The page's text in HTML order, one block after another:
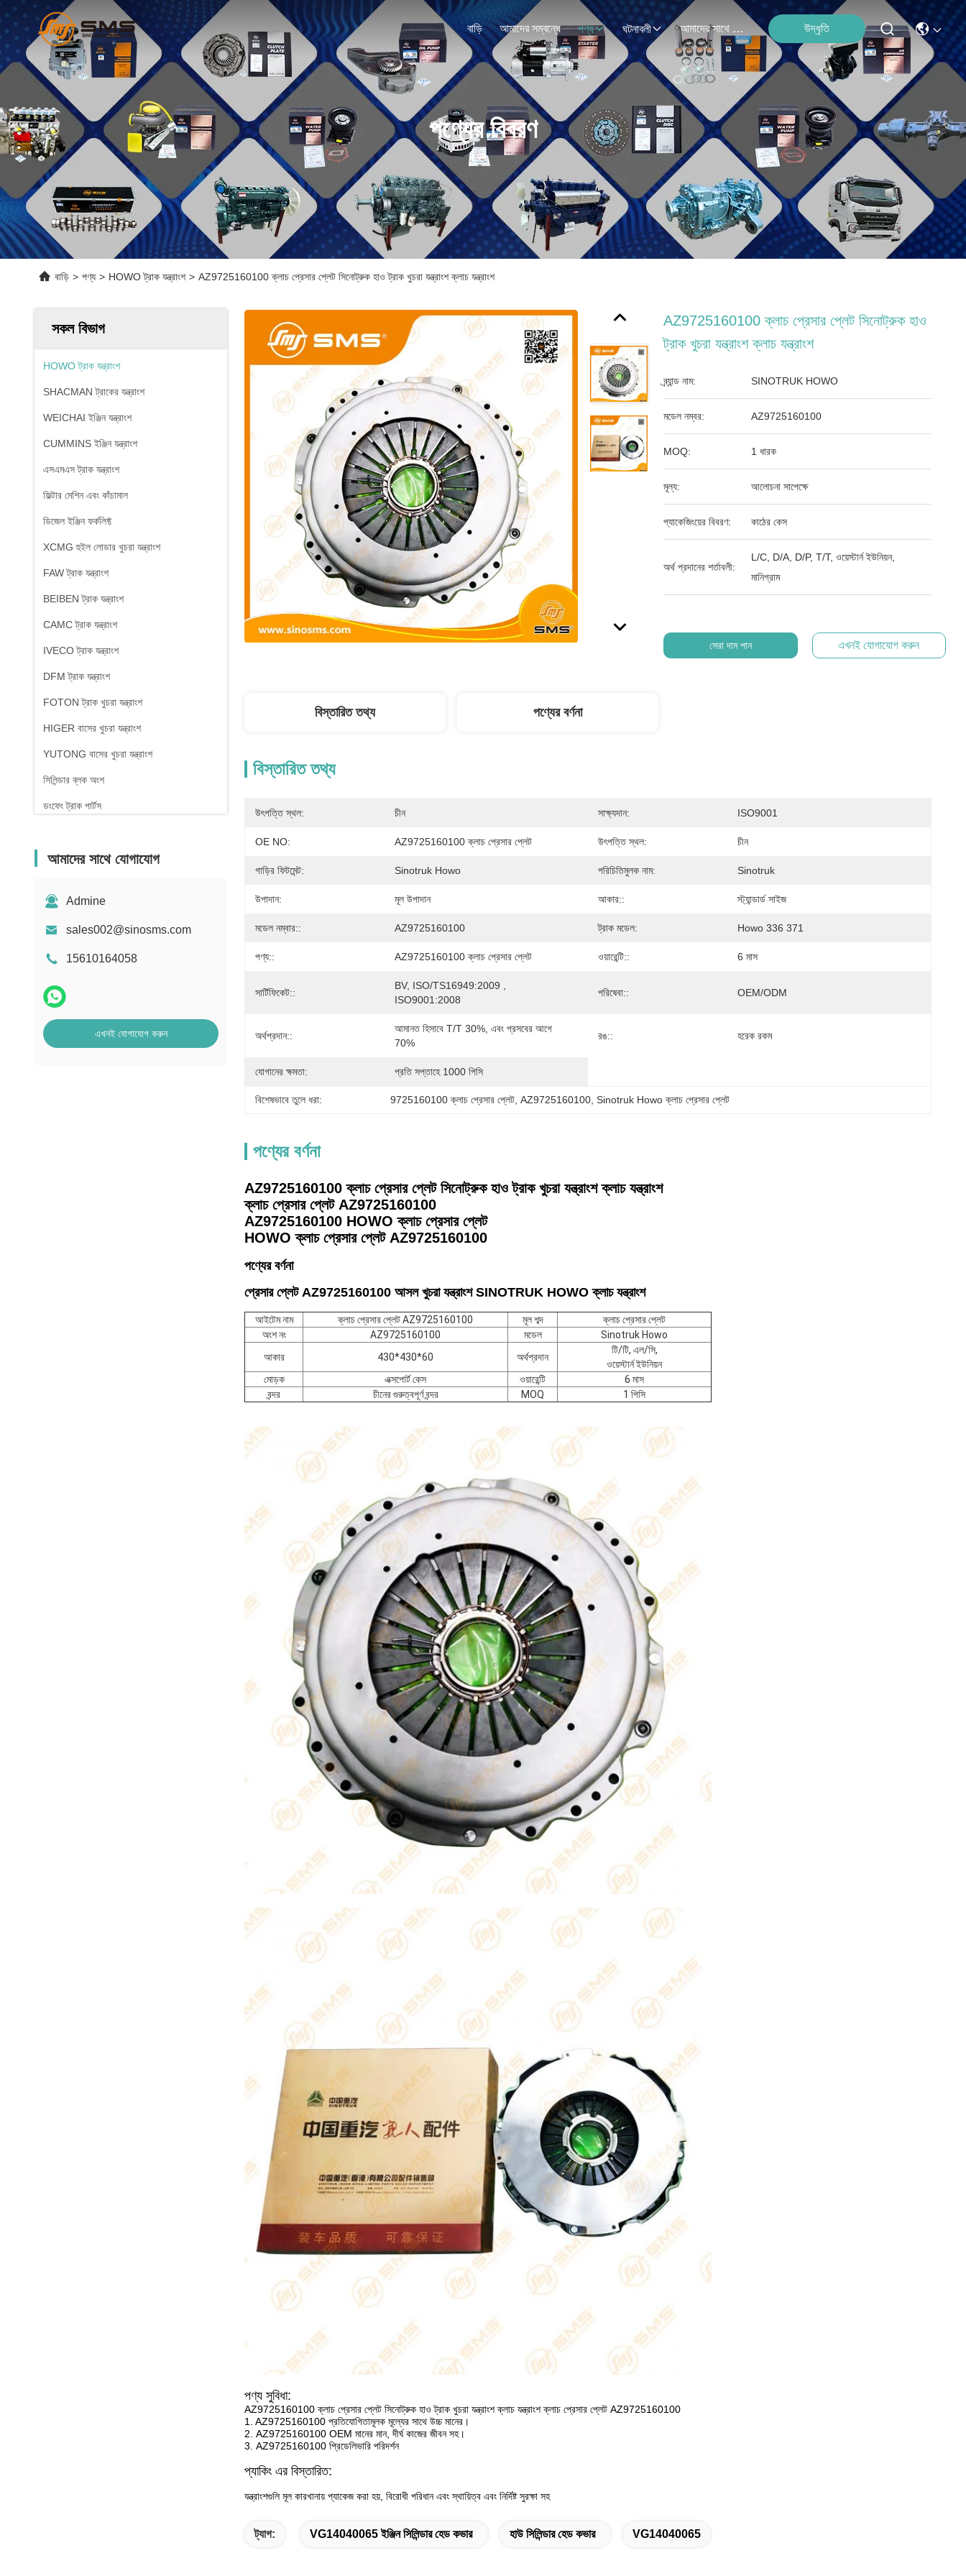
বাড়ি আমাদের সম্বন্ধে পণ্য ঘটনাবলী আমাদের সাথে যোগাযোগ উদ্ধৃতি
পণ্যের বিবরণ
বাড়ি > পণ্য > HOWO ট্রাক যন্ত্রাংশ > AZ9725160100 ক্লাচ প্রেসার প্লেট সিনোট্রুক হাও ট্রাক খুচরা যন্ত্রাংশ ক্লাচ যন্ত্রাংশ
সকল বিভাগ
HOWO ট্রাক যন্ত্রাংশ
SHACMAN ট্রাকের যন্ত্রাংশ
WEICHAI ইঞ্জিন যন্ত্রাংশ
CUMMINS ইঞ্জিন যন্ত্রাংশ
এসএমএস ট্রাক যন্ত্রাংশ
ফিল্টার মেশিন এবং কাঁচামাল
ডিজেল ইঞ্জিন ফর্কলিফ্ট
XCMG হুইল লোডার খুচরা যন্ত্রাংশ
FAW ট্রাক যন্ত্রাংশ
BEIBEN ট্রাক যন্ত্রাংশ
CAMC ট্রাক যন্ত্রাংশ
IVECO ট্রাক যন্ত্রাংশ
DFM ট্রাক যন্ত্রাংশ
FOTON ট্রাক খুচরা যন্ত্রাংশ
HIGER বাসের খুচরা যন্ত্রাংশ
YUTONG বাসের খুচরা যন্ত্রাংশ
সিলিন্ডার ব্লক অংশ
ডংফেং ট্রাক পার্টস
আমাদের সাথে যোগাযোগ
Admine
sales002@sinosms.com
15610164058
এখনই যোগাযোগ করুন
AZ9725160100 ক্লাচ প্রেসার প্লেট সিনোট্রুক হাও
ট্রাক খুচরা যন্ত্রাংশ ক্লাচ যন্ত্রাংশ
ব্র্যান্ড নাম: SINOTRUK HOWO
মডেল নম্বর: AZ9725160100
MOQ: 1 ধারক
মূল্য: আলোচনা সাপেক্ষে
প্যাকেজিংয়ের বিবরণ: কাঠের কেস
অর্থ প্রদানের শর্তাবলী:
L/C, D/A, D/P, T/T, ওয়েস্টার্ন ইউনিয়ন,
মানিগ্রাম
সেরা দাম পান এখনই যোগাযোগ করুন
বিস্তারিত তথ্য পণ্যের বর্ণনা
বিস্তারিত তথ্য
উৎপত্তি স্থল: চীন সাক্ষ্যদান: ISO9001
OE NO: AZ9725160100 ক্লাচ প্রেসার প্লেট উৎপত্তি স্থল: চীন
গাড়ির ফিটমেন্ট: Sinotruk Howo পরিচিতিমুলক নাম: Sinotruk
উপাদান: মূল উপাদান আকার:: স্ট্যান্ডার্ড সাইজ
মডেল নম্বার:: AZ9725160100 ট্রাক মডেল: Howo 336 371
পণ্য:: AZ9725160100 ক্লাচ প্রেসার প্লেট ওয়ারেন্টি:: 6 মাস
সার্টিফিকেট::
BV, ISO/TS16949:2009 ,
ISO9001:2008
পরিষেবা:: OEM/ODM
অর্থপ্রদান::
আমানত হিসাবে T/T 30%, এবং প্রসবের আগে
70%
রঙ:: হরেক রকম
যোগানের ক্ষমতা: প্রতি সপ্তাহে 1000 পিসি
বিশেষভাবে তুলে ধরা: 9725160100 ক্লাচ প্রেসার প্লেট , AZ9725160100 , Sinotruk Howo ক্লাচ প্রেসার প্লেট
পণ্যের বর্ণনা
AZ9725160100 ক্লাচ প্রেসার প্লেট সিনোট্রুক হাও ট্রাক খুচরা যন্ত্রাংশ ক্লাচ যন্ত্রাংশ
ক্লাচ প্রেসার প্লেট AZ9725160100
AZ9725160100 HOWO ক্লাচ প্রেসার প্লেট
HOWO ক্লাচ প্রেসার প্লেট AZ9725160100
পণ্যের বর্ণনা
প্রেসার প্লেট AZ9725160100 আসল খুচরা যন্ত্রাংশ SINOTRUK HOWO ক্লাচ যন্ত্রাংশ
আইটেম নাম ক্লাচ প্রেসার প্লেট AZ9725160100 মূল শব্দ
ক্লাচ প্রেসার প্লেট
অংশ নং
AZ9725160100 মডেল
Sinotruk Howo
আকার
430*430*60 অর্থপ্রদান
টি/টি, এল/সি,
ওয়েস্টার্ন ইউনিয়ন
মোড়ক
এক্সপোর্ট কেস ওয়ারেন্টি
6 মাস
বন্দর
চীনের গুরুত্বপূর্ণ বন্দর MOQ 1 পিসি
পণ্য সুবিধা:
AZ9725160100 ক্লাচ প্রেসার প্লেট সিনোট্রুক হাও ট্রাক খুচরা যন্ত্রাংশ ক্লাচ যন্ত্রাংশ ক্লাচ প্রেসার প্লেট AZ9725160100
1. AZ9725160100 প্রতিযোগিতামূলক মূল্যের সাথে উচ্চ মানের।
2. AZ9725160100 OEM মানের মান, দীর্ঘ কাজের জীবন সহ।
3. AZ9725160100 প্রিডেলিভারি পরিদর্শন
প্যাকিং এর বিস্তারিত:
যন্ত্রাংশগুলি মূল কারখানায় প্যাকেজ করা হয়, বিরোধী পরিধান এবং স্থায়িত্ব এবং নির্দিষ্ট সুরক্ষা সহ
ট্যাগ: VG14040065 ইঞ্জিন সিলিন্ডার হেড কভার হাউ সিলিন্ডার হেড কভার VG14040065